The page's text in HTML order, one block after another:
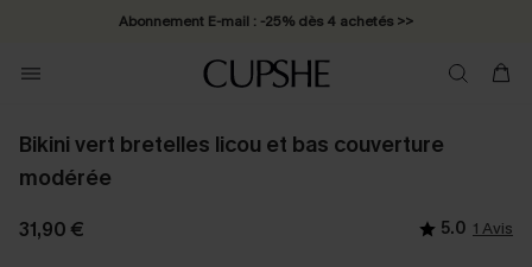
Abonnement E-mail : -25% dès 4 achetés >>
Bikini vert bretelles licou et bas couverture
modérée
31,90 € 5.0 1 Avis